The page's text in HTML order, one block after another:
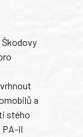
a
stého
PA-II